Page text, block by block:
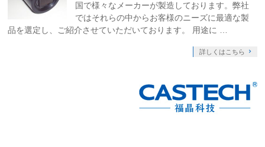
国で様々なメーカーが製造しております。弊社
ではそれらの中からお客様のニーズに最適な製
品を選定し、ご紹介させていただいております。 用途に …
詳しくはこちら